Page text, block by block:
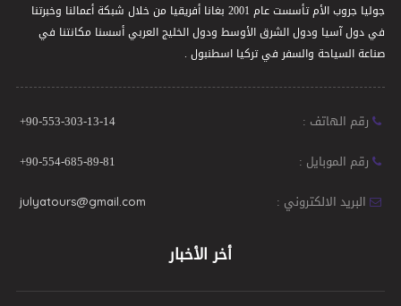
جوليا جروب الأم تأسست عام 2001 بغانا أفريقيا من خلال شبكة أعمالنا وخبرتنا
في دول آسيا ودول الشرق الأوسط ودول الخليج العربي أسسنا مكانتنا في
صناعة السياحة والسفر في تركيا اسطنبول .
رقم الهاتف :
+90-553-303-13-14
رقم الموبايل :
+90-554-685-89-81
البريد الالكتروني :
julyatours@gmail.com
أخر الأخبار